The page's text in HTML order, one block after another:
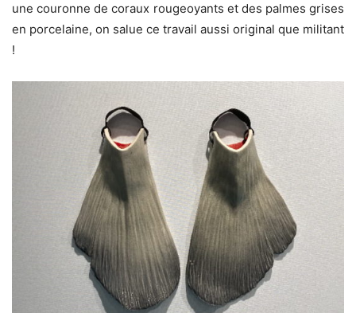
une couronne de coraux rougeoyants et des palmes grises
en porcelaine, on salue ce travail aussi original que militant
!